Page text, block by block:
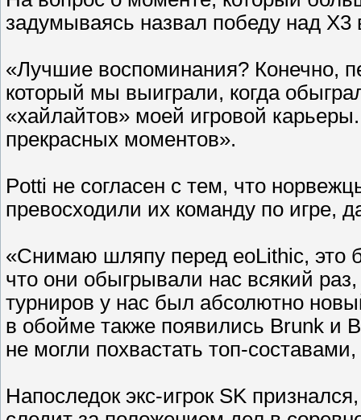
задумываясь назвал победу над
«Лучшие воспоминания? Конечно,
который мы выиграли, когда
«хайлайтов» моей игровой
прекрасных моментов».
Potti не согласен с тем, что
превосходили их команду по игре,
«Снимаю шляпу перед eoLithic, это
что они обыгрывали нас всякий
турниров у нас был абсолютно
в обойме также появились Brunk и
не могли похвастать топ-
Напоследок экс-игрок SK